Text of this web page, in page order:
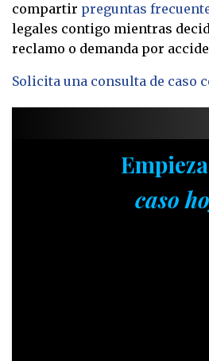
compartir preguntas
legales contigo mientras
reclamo o demanda por
Solicita una consulta de caso
caso